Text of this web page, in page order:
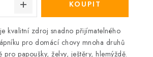
kvalitní zdroj snadno přijímatelného
pro domácí chovy mnoha druhů
pro papoušky, želvy, ještěry, hlemýždě.